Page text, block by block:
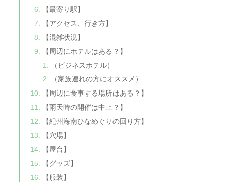
【最寄り駅】
【アクセス、行き方】
【混雑状況】
【周辺にホテルはある？】
（ビジネスホテル）
（家族連れの方にオススメ）
【周辺に食事する場所はある？】
【雨天時の開催は中止？】
【紀州海南ひなめぐりの回り方】
【穴場】
【屋台】
【グッズ】
【服装】